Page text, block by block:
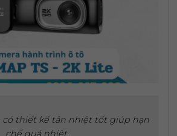
có thiết kế tản nhiệt tốt giúp hạn
chế quá nhiệt.